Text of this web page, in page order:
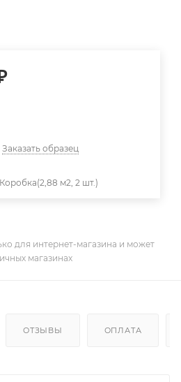
Заказать образец
Коробка(2,88 м2, 2 шт.)
для интернет-магазина и может
магазинах
ОТЗЫВЫ ОПЛАТА